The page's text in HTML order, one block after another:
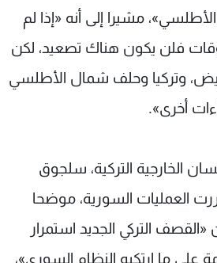
مشيرا إلى أنه «إذا لم
فلن يكون هناك تصعيد، لكن
وتركيا وحلف شمال الأطلسي
أخرى».
الخارجية التركية، سلجوق
العمليات السورية، موضحا
التركي الجديد استمرار
على ما ارتكبه النظام السوري»،